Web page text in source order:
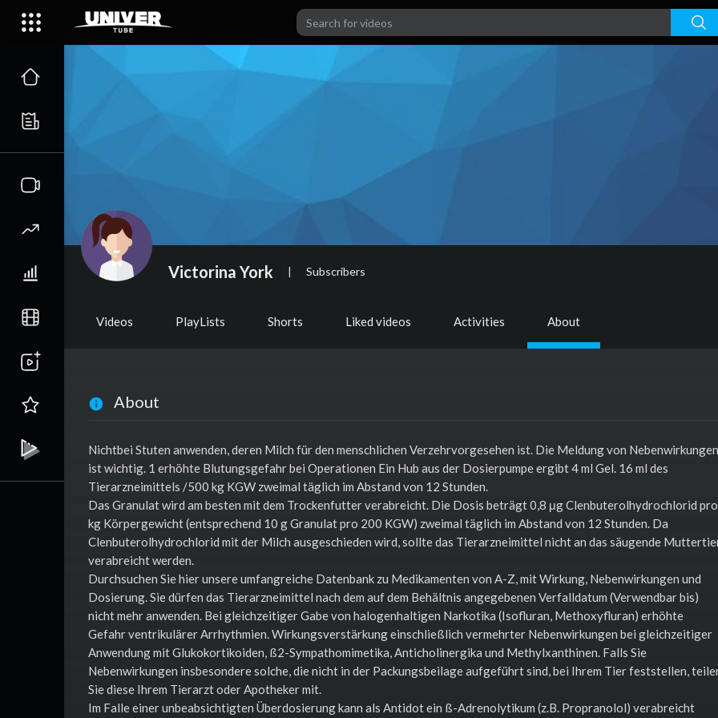
Victorina York | Subscribers
Videos PlayLists Shorts Liked videos Activities About
About
Nichtbei Stuten anwenden, deren Milch für den menschlichen Verzehrvorgesehen ist. Die Meldung von Nebenwirkungen
ist wichtig. 1 erhöhte Blutungsgefahr bei Operationen Ein Hub aus der Dosierpumpe ergibt 4 ml Gel. 16 ml des
Tierarzneimittels /500 kg KGW zweimal täglich im Abstand von 12 Stunden.
Das Granulat wird am besten mit dem Trockenfutter verabreicht. Die Dosis beträgt 0,8 μg Clenbuterolhydrochlorid pro
kg Körpergewicht (entsprechend 10 g Granulat pro 200 KGW) zweimal täglich im Abstand von 12 Stunden. Da
Clenbuterolhydrochlorid mit der Milch ausgeschieden wird, sollte das Tierarzneimittel nicht an das säugende
verabreicht werden.
Durchsuchen Sie hier unsere umfangreiche Datenbank zu Medikamenten von A-Z, mit Wirkung, Nebenwirkungen und
Dosierung. Sie dürfen das Tierarzneimittel nach dem auf dem Behältnis angegebenen Verfalldatum (Verwendbar bis)
nicht mehr anwenden. Bei gleichzeitiger Gabe von halogenhaltigen Narkotika (Isofluran, Methoxyfluran) erhöhte
Gefahr ventrikulärer Arrhythmien. Wirkungsverstärkung einschließlich vermehrter Nebenwirkungen bei gleichzeitiger
Anwendung mit Glukokortikoiden, ß2-Sympathomimetika, Anticholinergika und Methylxanthinen. Falls Sie
Nebenwirkungen insbesondere solche, die nicht in der Packungsbeilage aufgeführt sind, bei Ihrem Tier feststellen,
Sie diese Ihrem Tierarzt oder Apotheker mit.
Im Falle einer unbeabsichtigten Überdosierung kann als Antidot ein ß-Adrenolytikum (z.B. Propranolol) verabreicht